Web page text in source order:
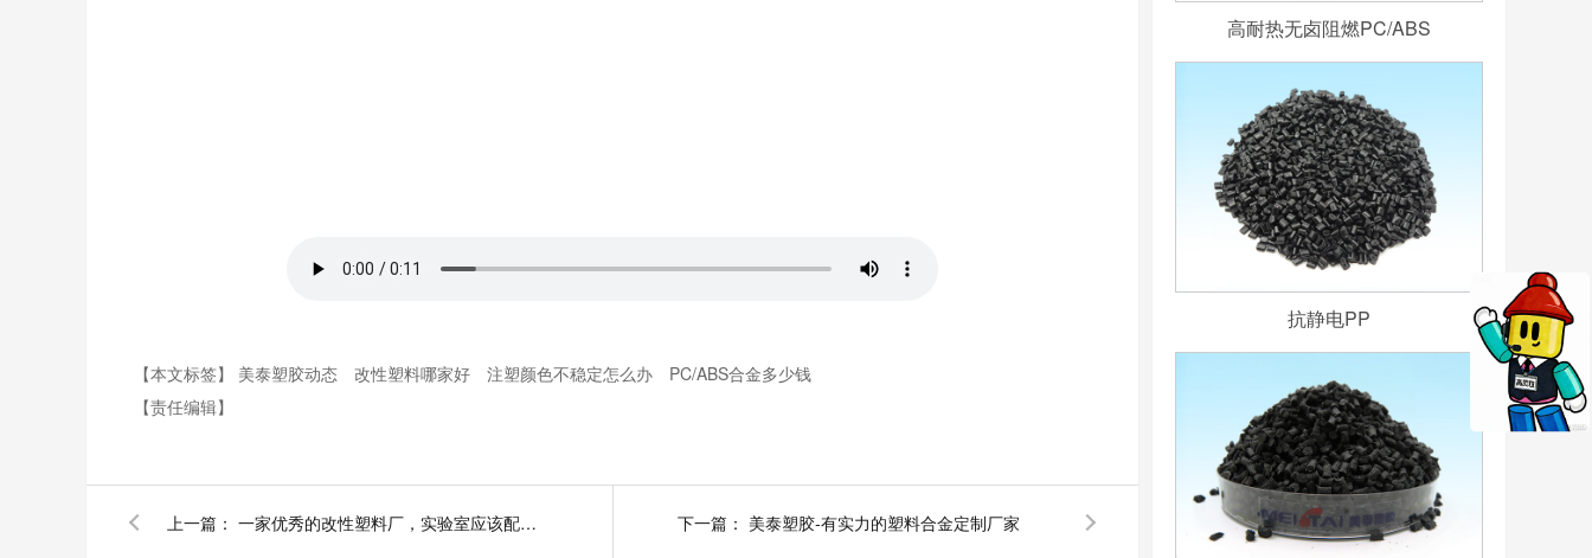
【本文标签】 美泰塑胶动态 改性塑料哪家好 注塑颜色不稳定怎么办
PC/ABS合金多少钱
【责任编辑】
上一篇： 一家优秀的改性塑料厂，实验室应该配备什么检测设备 下一篇： 美泰塑胶-有实力的塑料合金定制厂家
高耐热无卤阻燃PC/ABS
抗静电PP